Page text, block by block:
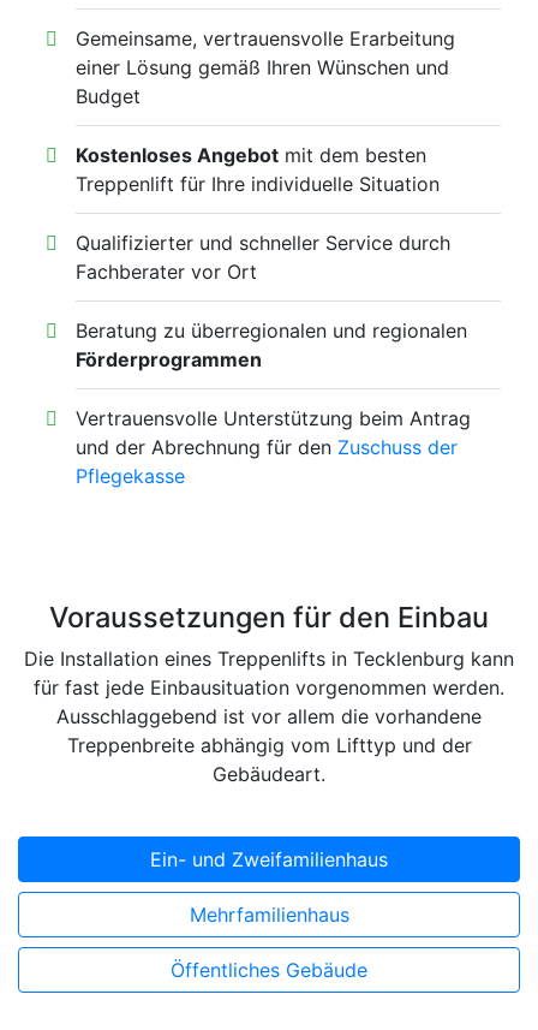
Gemeinsame, vertrauensvolle Erarbeitung
einer Lösung gemäß Ihren Wünschen und
Budget
Kostenloses Angebot mit dem besten
Treppenlift für Ihre individuelle Situation
Qualifizierter und schneller Service durch
Fachberater vor Ort
Beratung zu überregionalen und regionalen
Förderprogrammen
Vertrauensvolle Unterstützung beim Antrag
und der Abrechnung für den Zuschuss der
Pflegekasse
Voraussetzungen für den Einbau
Die Installation eines Treppenlifts in Tecklenburg kann
für fast jede Einbausituation vorgenommen werden.
Ausschlaggebend ist vor allem die vorhandene
Treppenbreite abhängig vom Lifttyp und der
Gebäudeart.
Ein- und Zweifamilienhaus
Mehrfamilienhaus
Öffentliches Gebäude